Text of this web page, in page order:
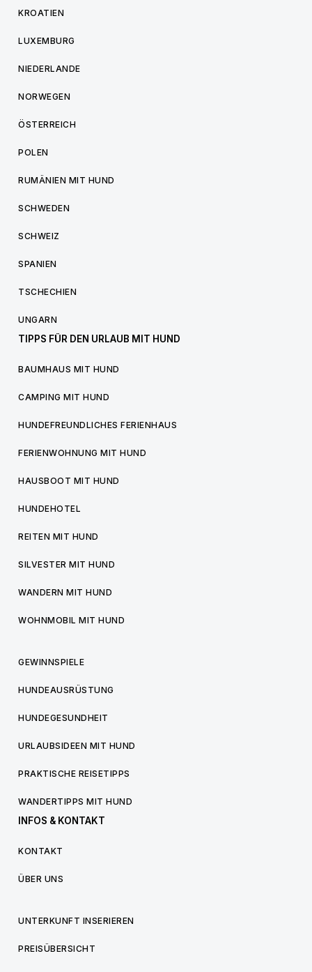
KROATIEN
LUXEMBURG
NIEDERLANDE
NORWEGEN
ÖSTERREICH
POLEN
RUMÄNIEN MIT HUND
SCHWEDEN
SCHWEIZ
SPANIEN
TSCHECHIEN
UNGARN
TIPPS FÜR DEN URLAUB MIT HUND
BAUMHAUS MIT HUND
CAMPING MIT HUND
HUNDEFREUNDLICHES FERIENHAUS
FERIENWOHNUNG MIT HUND
HAUSBOOT MIT HUND
HUNDEHOTEL
REITEN MIT HUND
SILVESTER MIT HUND
WANDERN MIT HUND
WOHNMOBIL MIT HUND
GEWINNSPIELE
HUNDEAUSRÜSTUNG
HUNDEGESUNDHEIT
URLAUBSIDEEN MIT HUND
PRAKTISCHE REISETIPPS
WANDERTIPPS MIT HUND
INFOS & KONTAKT
KONTAKT
ÜBER UNS
UNTERKUNFT INSERIEREN
PREISÜBERSICHT